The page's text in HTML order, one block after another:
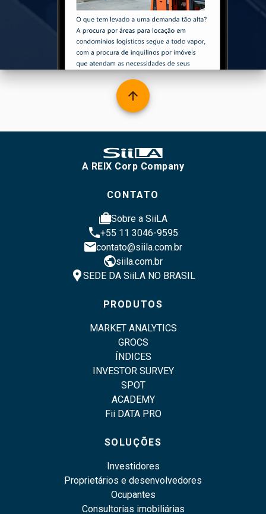
arrow_upward
A REIX Corp Company
CONTATO
casesSobre a SiiLA
phone+55 11 3046-9595
emailcontato@siila.com.br
publicsiila.com.br
location_pinSEDE DA SiiLA NO BRASIL
PRODUTOS
MARKET ANALYTICS
GROCS
ÍNDICES
INVESTOR SURVEY
SPOT
ACADEMY
Fii DATA PRO
SOLUÇÕES
Investidores
Proprietários e desenvolvedores
Ocupantes
Consultorias imobiliárias